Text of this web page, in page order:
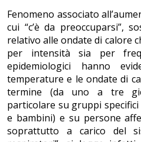
Fenomeno associato
cui “c’è da preoccuparsi”,
relativo alle ondate di calore
per intensità sia per
epidemiologici hanno
temperature e le ondate di
termine (da uno a tre
particolare su gruppi
e bambini) e su persone
soprattutto a carico del